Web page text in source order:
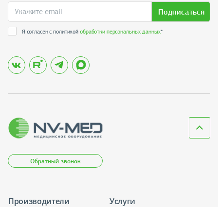
Подписаться
Я согласен с политикойобработки персональных данных*
Обратный звонок
Производители
Услуги